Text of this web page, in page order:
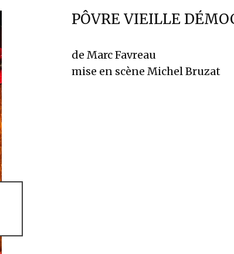
PÔVRE VIEILLE
de Marc Favreau
mise en scène Michel Bruzat